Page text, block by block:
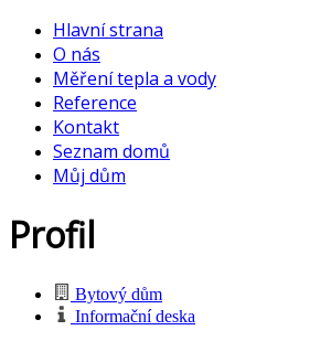
Hlavní strana
O nás
Měření tepla a vody
Reference
Kontakt
Seznam domů
Můj dům
Profil
Bytový dům
Informační deska